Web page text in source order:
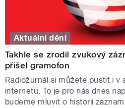
Aktuální dění
Takhle se zrodil zvukový
přišel gramofon
Radiožurnál si můžete pustit i v
internetu. To je pro nás dnes
budeme mluvit o historii